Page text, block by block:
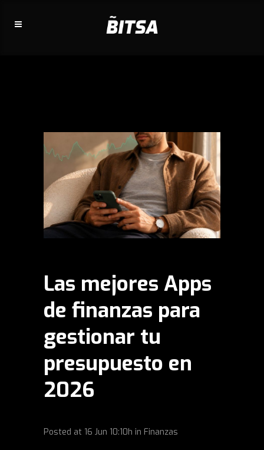
Las mejores Apps
de finanzas para
gestionar tu
presupuesto en
2026
Posted at 16 Jun 10:10h in Finanzas